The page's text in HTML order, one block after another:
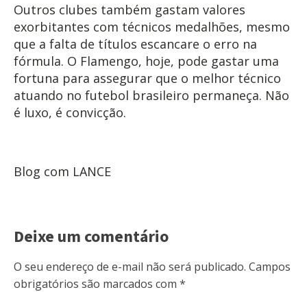
Outros clubes também gastam valores
exorbitantes com técnicos medalhões, mesmo
que a falta de títulos escancare o erro na
fórmula. O Flamengo, hoje, pode gastar uma
fortuna para assegurar que o melhor técnico
atuando no futebol brasileiro permaneça. Não
é luxo, é convicção.
Blog com LANCE
Deixe um comentário
O seu endereço de e-mail não será publicado. Campos
obrigatórios são marcados com *